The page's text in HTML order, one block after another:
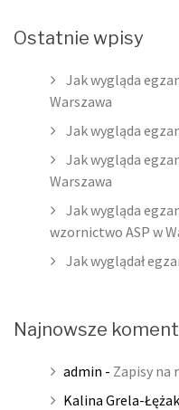
Ostatnie wpisy
Jak wygląda
Warszawa
Jak wygląda
Jak wygląda
Warszawa
Jak wygląda
wzornictwo ASP w
Jak wyglądał
Najnowsze
admin - Zapisy na
Kalina Grela-Łężak